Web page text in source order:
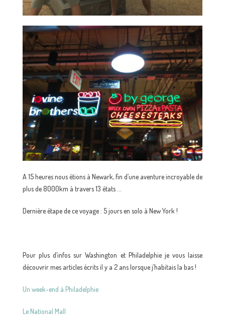
A 15 heures nous étions à Newark, fin d’une aventure incroyable de
plus de 8000km à travers 13 états …
Dernière étape de ce voyage : 5 jours en solo à New York !
Pour plus d’infos sur Washington et Philadelphie je vous laisse
découvrir mes articles écrits il y a 2 ans lorsque j’habitais la bas !
Un week-end à Philadelphie
Le National Mall